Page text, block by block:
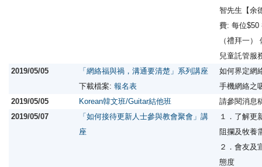
智先生【余
費: 每位$50
（禮拜一
兒童託管服
2019/05/05
「網絡福與禍，溝通要清楚」系列講座
下載檔案: 報名表
如何界定網
手機網絡之
2019/05/05
Korean韓文班/Guitar結他班
請參閱消息
2019/05/07
「如何接待更新人士參與教會聚會」講
座
１．了解更
阻攔及牧養
２．會友及
態度